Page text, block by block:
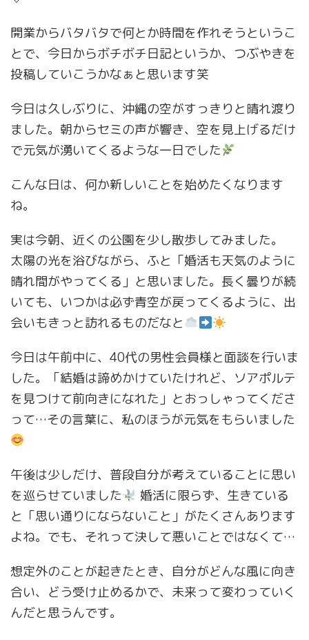
開業からバタバタで何とか時間を作れそうというこ
とで、今日からボチボチ日記というか、つぶやきを
投稿していこうかなぁと思います笑
今日は久しぶりに、沖縄の空がすっきりと晴れ渡り
ました。朝からセミの声が響き、空を見上げるだけ
で元気が湧いてくるような一日でした
こんな日は、何か新しいことを始めたくなります
ね。
実は今朝、近くの公園を少し散歩してみました。
太陽の光を浴びながら、ふと「婚活も天気のように
晴れ間がやってくる」と思いました。長く曇りが続
いても、いつかは必ず青空が戻ってくるように、出
会いもきっと訪れるものだなと
今日は午前中に、40代の男性会員様と面談を行いま
した。「結婚は諦めかけていたけれど、ソアポルテ
を見つけて前向きになれた」とおっしゃってくださ
って…その言葉に、私のほうが元気をもらいました
午後は少しだけ、普段自分が考えていることに思い
を巡らせていました
婚活に限らず、生きている
と「思い通りにならないこと」がたくさんあります
よね。でも、それって決して悪いことではなくて…
想定外のことが起きたとき、自分がどんな風に向き
合い、どう受け止めるかで、未来って変わっていく
んだと思うんです。